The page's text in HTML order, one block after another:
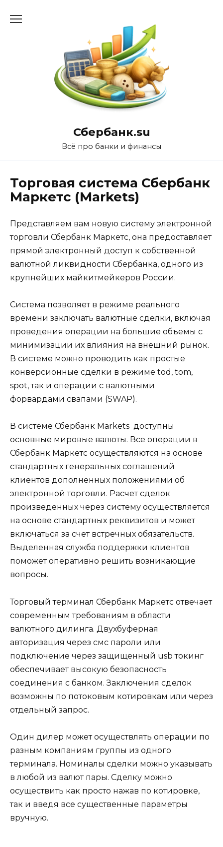
Сбербанк.su
Всё про банки и финансы
Торговая система Сбербанк
Маркетс (Markets)
Представляем вам новую систему электронной
торговли Сбербанк Маркетс, она предоставляет
прямой электронный доступ к собственной
валютной ликвидности Сбербанка, одного из
крупнейших майкитмейкеров России.
Система позволяет в режиме реального
времени заключать валютные сделки, включая
проведения операции на большие объемы с
минимизации их влияния на внешний рынок.
В системе можно проводить как простые
конверсионные сделки в режиме tod, tom,
spot, так и операции с валютными
форвардами свапами (SWAP).
В системе Сбербанк Markets доступны
основные мировые валюты. Все операции в
Сбербанк Маркетс осуществляются на основе
стандартных генеральных соглашений
клиентов дополненных положениями об
электронной торговли. Расчет сделок
произведенных через систему осуществляется
на основе стандартных реквизитов и может
включаться за счет встречных обязательств.
Выделенная служба поддержки клиентов
поможет оперативно решить возникающие
вопросы.
Торговый терминал Сбербанк Маркетс отвечает
современным требованиям в области
валютного дилинга. Двухбуферная
авторизация через смс пароли или
подключение через защищенный usb токинг
обеспечивает высокую безопасность
соединения с банком. Заключения сделок
возможны по потоковым котировкам или через
отдельный запрос.
Один дилер может осуществлять операции по
разным компаниям группы из одного
терминала. Номиналы сделки можно указывать
в любой из валют пары. Сделку можно
осуществить как просто нажав по котировке,
так и введя все существенные параметры
вручную.